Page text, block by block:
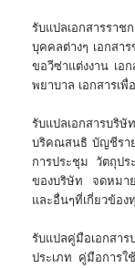
รับแปลเอกสารรา
บุคคลต่างๆ เอกสา
ขอวีซ่าแต่งงาน เอก
พยาบาล เอกสารเ
รับแปลเอกสารบริ
บริคณสนธิ บัญชีราย
การประชุม วัตถุปร
ของบริษัท จดหมา
และอื่นๆที่เกี่ยวข้อง
รับแปลคู่มือเอกสา
ประเภท คู่มือการใ